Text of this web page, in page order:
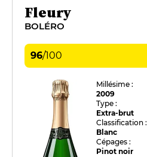
Fleury
BOLÉRO
96/100
Millésime :
2009
Type :
Extra-brut
Classification :
Blanc
Cépages :
Pinot noir